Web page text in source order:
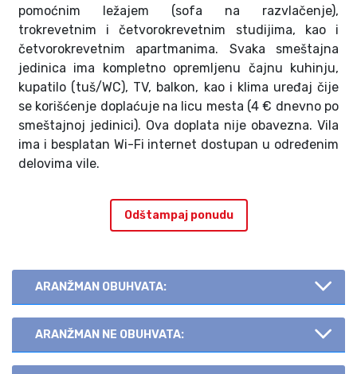
pomoćnim ležajem (sofa na razvlačenje),
trokrevetnim i četvorokrevetnim studijima, kao i
četvorokrevetnim apartmanima. Svaka smeštajna
jedinica ima kompletno opremljenu čajnu kuhinju,
kupatilo (tuš/WC), TV, balkon, kao i klima uređaj čije
se korišćenje doplaćuje na licu mesta (4 € dnevno po
smeštajnoj jedinici). Ova doplata nije obavezna. Vila
ima i besplatan Wi-Fi internet dostupan u određenim
delovima vile.
Odštampaj ponudu
ARANŽMAN OBUHVATA:
ARANŽMAN NE OBUHVATA: